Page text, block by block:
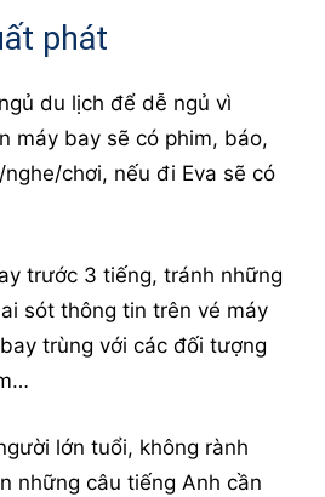
phát
du lịch để dễ ngủ vì
máy bay sẽ có phim, báo,
chơi, nếu đi Eva sẽ có
trước 3 tiếng, tránh những
sót thông tin trên vé máy
trùng với các đối tượng
lớn tuổi, không rành
những câu tiếng Anh cần